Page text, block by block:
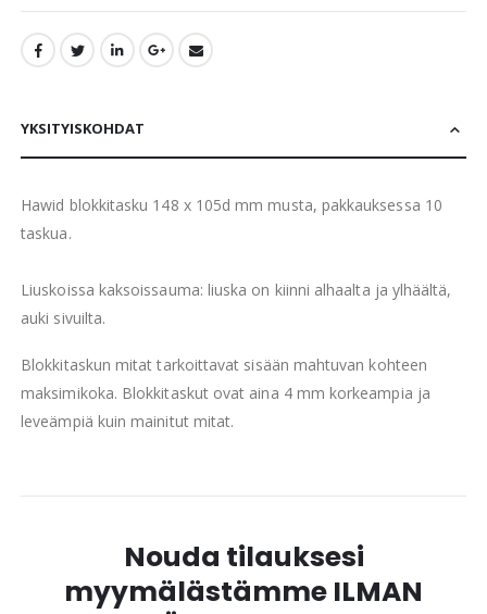
YKSITYISKOHDAT
Hawid blokkitasku 148 x 105d mm musta, pakkauksessa 10
taskua.
Liuskoissa kaksoissauma: liuska on kiinni alhaalta ja ylhäältä,
auki sivuilta.
Blokkitaskun mitat tarkoittavat sisään mahtuvan kohteen
maksimikoka. Blokkitaskut ovat aina 4 mm korkeampia ja
leveämpiä kuin mainitut mitat.
Nouda tilauksesi
myymälästämme ILMAN